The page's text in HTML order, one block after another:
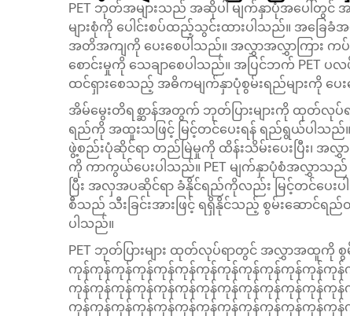
PET ဘုတ်အများသည် အဆိုပါ မျက်နှာပုံအပေါ်တွင်
များစုံကို ပေါင်းစပ်ထည့်သွင်းထားပါသည်။ အခြေ
အတိအကျကို ပေးစေပါသည်။ အလွှာအလွှာကြား ကပ်စ
စောင်းမှုကို သေချာစေပါသည်။ အပြင်ဘက် PET
ထင်ရှားစေသည့် အဓိကမျက်နှာပုံစွမ်းရည်များကို ပေ
အိမ်မွေးတိရစ္ဆာန်အတွက် ဘုတ်ပြားများကို ထုတ်လုပ်
ရည်ကို အထူးသဖြင့် မြင့်တင်ပေးရန် ရည်ရွယ်ပါ
ဖွဲ့စည်းပုံဆိုင်ရာ တည်မြဲမှုကို ထိန်းသိမ်းပေးပြီး၊ အလွှာ
ကို ကာကွယ်ပေးပါသည်။ PET မျက်နှာပုံစံအလွှာသည် စို
ပြီး အလှအပဆိုင်ရာ ခံနိုင်ရည်ကိုလည်း မြင့်တင်ပေးပ
စီသည် သီးခြင်းအားဖြင့် ရရှိနိုင်သည့် စွမ်းဆောင်ရည်
ပါသည်။
PET ဘုတ်ပြားများ ထုတ်လုပ်ရာတွင် အလွှာအထူကို စွမ်
ကုန်ကုန်ကုန်ကုန်ကုန်ကုန်ကုန်ကုန်ကုန်ကုန်ကုန်ကုန်ကု
ကုန်ကုန်ကုန်ကုန်ကုန်ကုန်ကုန်ကုန်ကုန်ကုန်ကုန်ကုန်ကု
ကုန်ကုန်ကုန်ကုန်ကုန်ကုန်ကုန်ကုန်ကုန်ကုန်ကုန်ကုန်ကု